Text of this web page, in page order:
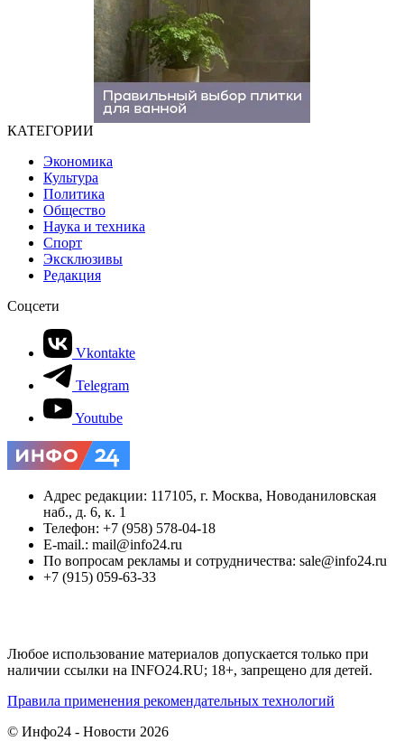
КАТЕГОРИИ
Экономика
Культура
Политика
Общество
Наука и техника
Спорт
Эксклюзивы
Редакция
Соцсети
Vkontakte
Telegram
Youtube
Адрес редакции: 117105, г. Москва, Новоданиловская
наб., д. 6, к. 1
Телефон: +7 (958) 578-04-18
E-mail.: mail@info24.ru
По вопросам рекламы и сотрудничества: sale@info24.ru
+7 (915) 059-63-33
Любое использование материалов допускается только при
наличии ссылки на INFO24.RU; 18+, запрещено для детей.
Правила применения рекомендательных технологий
© Инфо24 - Новости 2026